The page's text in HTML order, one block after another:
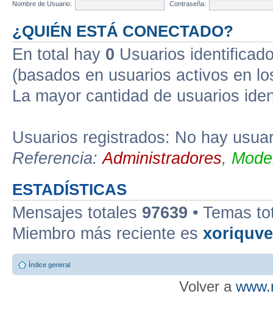
Nombre de Usuario:
Contraseña:
¿QUIÉN ESTÁ CONECTADO?
En total hay 0 Usuarios
(basados en usuarios activos en
La mayor cantidad de usuarios
Usuarios registrados: No hay
Referencia:Administradores,
ESTADÍSTICAS
Mensajes totales 97639 • Temas
Miembro más reciente es
Índice general
Volver a